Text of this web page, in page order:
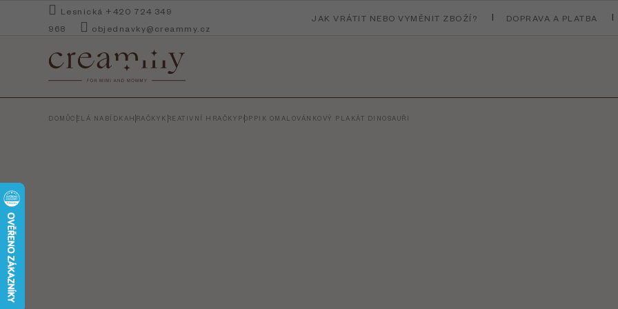
Lesnická +420 724 349
968
objednavky@creammy.cz
JAK VRÁTIT NEBO VYMĚNIT ZBOŽÍ? DOPRAVA A PLATBA
DOMŮCELÁ NABÍDKAHRAČKY KREATIVNÍ HRAČKY POPPIK OMALOVÁNKOVÝ PLAKÁT DINOSAUŘI